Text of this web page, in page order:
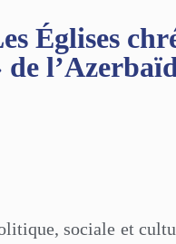
Églises
sociale et